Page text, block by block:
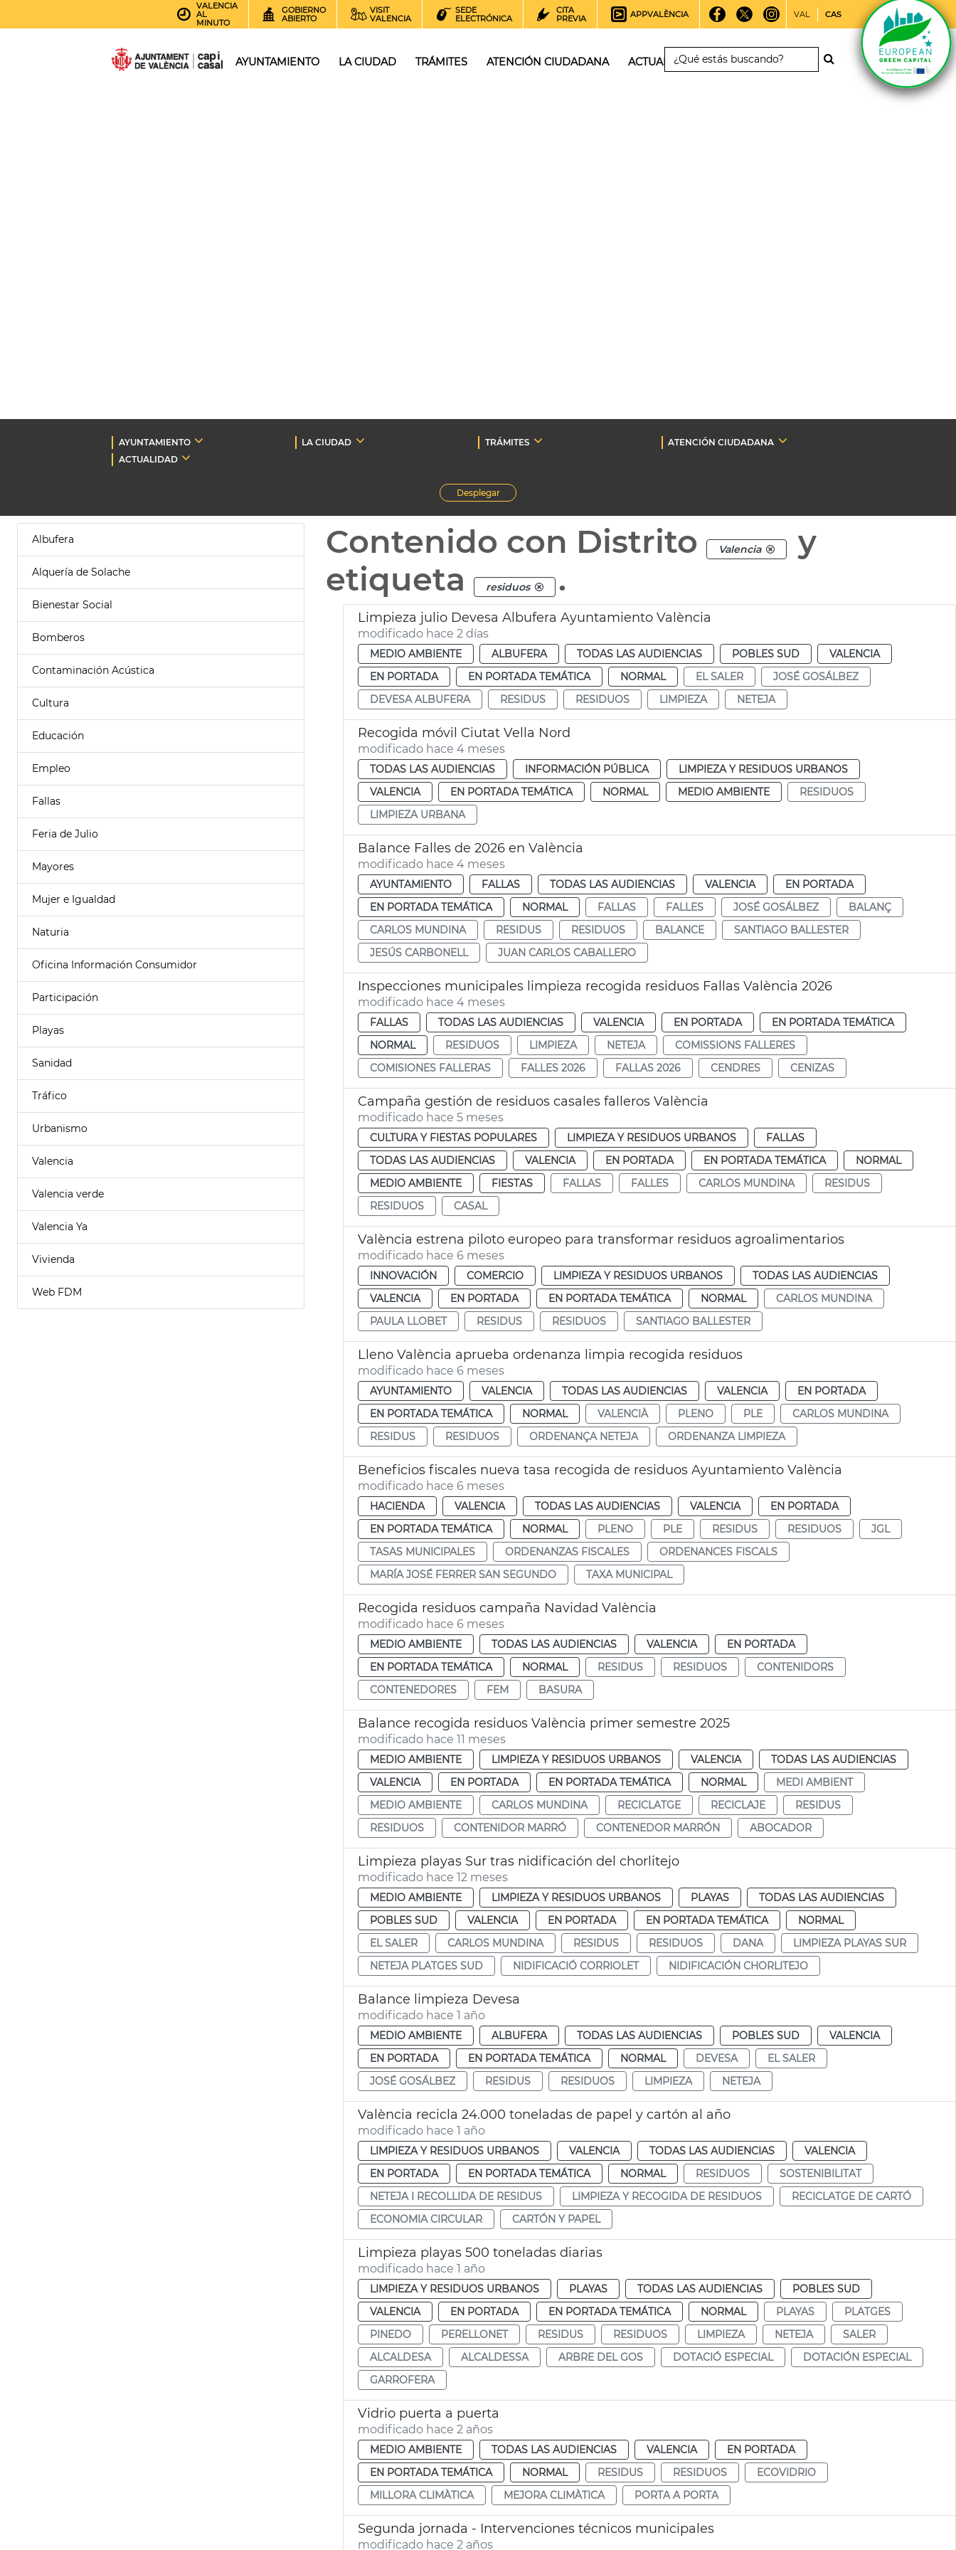
VALENCIA
AL
MINUTO
GOBIERNO
ABIERTO
VISIT
VALENCIA
SEDE
ELECTRÓNICA
CITA
PREVIA
APPVALÈNCIA VAL CAS
AYUNTAMIENTO LA CIUDAD TRÁMITES ATENCIÓN CIUDADANA ACTUALIDAD
AYUNTAMIENTO LA CIUDAD TRÁMITES
ATENCIÓN CIUDADANA
ACTUALIDAD
Desplegar
Albufera
Alquería de Solache
Bienestar Social
Bomberos
Contaminación Acústica
Cultura
Educación
Empleo
Fallas
Feria de Julio
Mayores
Mujer e Igualdad
Naturia
Oficina Información Consumidor
Participación
Playas
Sanidad
Tráfico
Urbanismo
Valencia
Valencia verde
Valencia Ya
Vivienda
Web FDM
Contenido con Distrito Valencia
y
etiqueta
residuos .
Limpieza julio Devesa Albufera Ayuntamiento València
modificado hace 2 días
MEDIO AMBIENTE ALBUFERA TODAS LAS AUDIENCIAS POBLES SUD
VALENCIA
EN PORTADA
EN PORTADA TEMÁTICA NORMAL EL SALER
JOSÉ GOSÁLBEZ
DEVESA ALBUFERA
RESIDUS RESIDUOS LIMPIEZA NETEJA
Recogida móvil Ciutat Vella Nord
modificado hace 4 meses
TODAS LAS AUDIENCIAS INFORMACIÓN PÚBLICA
LIMPIEZA Y RESIDUOS URBANOS
VALENCIA
EN PORTADA TEMÁTICA NORMAL MEDIO AMBIENTE
RESIDUOS
LIMPIEZA URBANA
Balance Falles de 2026 en València
modificado hace 4 meses
AYUNTAMIENTO FALLAS TODAS LAS AUDIENCIAS VALENCIA
EN PORTADA
EN PORTADA TEMÁTICA
NORMAL FALLAS FALLES JOSÉ GOSÁLBEZ
BALANÇ
CARLOS MUNDINA
RESIDUS RESIDUOS BALANCE
SANTIAGO BALLESTER
JESÚS CARBONELL
JUAN CARLOS CABALLERO
Inspecciones municipales limpieza recogida residuos Fallas València 2026
modificado hace 4 meses
FALLAS TODAS LAS AUDIENCIAS VALENCIA EN PORTADA
EN PORTADA TEMÁTICA
NORMAL
RESIDUOS LIMPIEZA NETEJA
COMISSIONS FALLERES
COMISIONES FALLERAS
FALLES 2026 FALLAS 2026 CENDRES CENIZAS
Campaña gestión de residuos casales falleros València
modificado hace 5 meses
CULTURA Y FIESTAS POPULARES LIMPIEZA Y RESIDUOS URBANOS
FALLAS
TODAS LAS AUDIENCIAS
VALENCIA EN PORTADA EN PORTADA TEMÁTICA
NORMAL
MEDIO AMBIENTE
FIESTAS FALLAS FALLES CARLOS MUNDINA
RESIDUS
RESIDUOS
CASAL
València estrena piloto europeo para transformar residuos agroalimentarios
modificado hace 6 meses
INNOVACIÓN COMERCIO LIMPIEZA Y RESIDUOS URBANOS
TODAS LAS AUDIENCIAS
VALENCIA
EN PORTADA EN PORTADA TEMÁTICA NORMAL
CARLOS MUNDINA
PAULA LLOBET
RESIDUS RESIDUOS SANTIAGO BALLESTER
Lleno València aprueba ordenanza limpia recogida residuos
modificado hace 6 meses
AYUNTAMIENTO VALENCIA TODAS LAS AUDIENCIAS VALENCIA
EN PORTADA
EN PORTADA TEMÁTICA
NORMAL VALENCIÀ PLENO PLE
CARLOS MUNDINA
RESIDUS
RESIDUOS ORDENANÇA NETEJA ORDENANZA LIMPIEZA
Beneficios fiscales nueva tasa recogida de residuos Ayuntamiento València
modificado hace 6 meses
HACIENDA VALENCIA TODAS LAS AUDIENCIAS VALENCIA
EN PORTADA
EN PORTADA TEMÁTICA
NORMAL PLENO PLE RESIDUS RESIDUOS
JGL
TASAS MUNICIPALES
ORDENANZAS FISCALES
ORDENANCES FISCALS
MARÍA JOSÉ FERRER SAN SEGUNDO
TAXA MUNICIPAL
Recogida residuos campaña Navidad València
modificado hace 6 meses
MEDIO AMBIENTE TODAS LAS AUDIENCIAS VALENCIA
EN PORTADA
EN PORTADA TEMÁTICA
NORMAL RESIDUS RESIDUOS
CONTENIDORS
CONTENEDORES
FEM BASURA
Balance recogida residuos València primer semestre 2025
modificado hace 11 meses
MEDIO AMBIENTE LIMPIEZA Y RESIDUOS URBANOS VALENCIA
TODAS LAS AUDIENCIAS
VALENCIA
EN PORTADA EN PORTADA TEMÁTICA NORMAL
MEDI AMBIENT
MEDIO AMBIENTE
CARLOS MUNDINA RECICLATGE RECICLAJE
RESIDUS
RESIDUOS
CONTENIDOR MARRÓ CONTENEDOR MARRÓN ABOCADOR
Limpieza playas Sur tras nidificación del chorlitejo
modificado hace 12 meses
MEDIO AMBIENTE LIMPIEZA Y RESIDUOS URBANOS PLAYAS
TODAS LAS AUDIENCIAS
POBLES SUD
VALENCIA EN PORTADA EN PORTADA TEMÁTICA
NORMAL
EL SALER
CARLOS MUNDINA RESIDUS RESIDUOS DANA
LIMPIEZA PLAYAS SUR
NETEJA PLATGES SUD
NIDIFICACIÓ CORRIOLET NIDIFICACIÓN CHORLITEJO
Balance limpieza Devesa
modificado hace 1 año
MEDIO AMBIENTE ALBUFERA TODAS LAS AUDIENCIAS POBLES SUD
VALENCIA
EN PORTADA
EN PORTADA TEMÁTICA NORMAL DEVESA
EL SALER
JOSÉ GOSÁLBEZ
RESIDUS RESIDUOS LIMPIEZA NETEJA
València recicla 24.000 toneladas de papel y cartón al año
modificado hace 1 año
LIMPIEZA Y RESIDUOS URBANOS VALENCIA TODAS LAS AUDIENCIAS
VALENCIA
EN PORTADA
EN PORTADA TEMÁTICA NORMAL RESIDUOS
SOSTENIBILITAT
NETEJA I RECOLLIDA DE RESIDUS
LIMPIEZA Y RECOGIDA DE RESIDUOS
RECICLATGE DE CARTÓ
ECONOMIA CIRCULAR
CARTÓN Y PAPEL
Limpieza playas 500 toneladas diarias
modificado hace 1 año
LIMPIEZA Y RESIDUOS URBANOS PLAYAS TODAS LAS AUDIENCIAS
POBLES SUD
VALENCIA
EN PORTADA EN PORTADA TEMÁTICA NORMAL PLAYAS
PLATGES
PINEDO
PERELLONET RESIDUS RESIDUOS LIMPIEZA NETEJA
SALER
ALCALDESA
ALCALDESSA ARBRE DEL GOS DOTACIÓ ESPECIAL
DOTACIÓN ESPECIAL
GARROFERA
Vidrio puerta a puerta
modificado hace 2 años
MEDIO AMBIENTE TODAS LAS AUDIENCIAS VALENCIA
EN PORTADA
EN PORTADA TEMÁTICA
NORMAL RESIDUS RESIDUOS
ECOVIDRIO
MILLORA CLIMÀTICA
MEJORA CLIMÀTICA PORTA A PORTA
Segunda jornada - Intervenciones técnicos municipales
modificado hace 2 años